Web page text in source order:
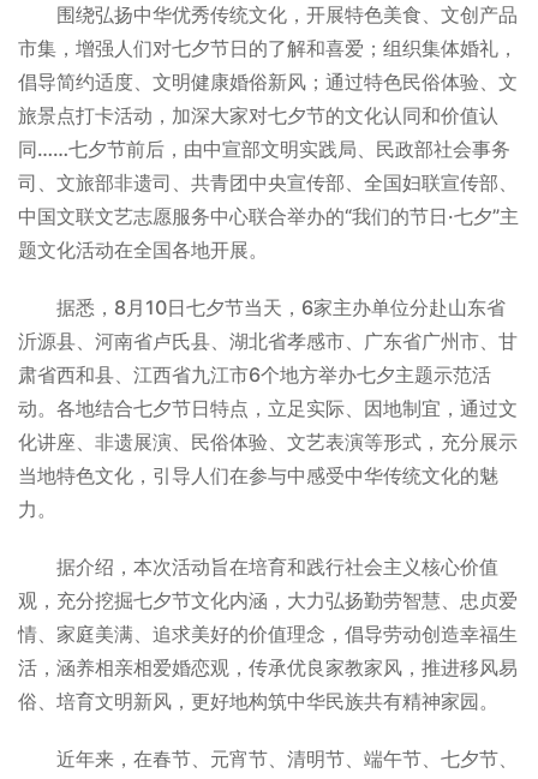
围绕弘扬中华优秀传统文化，开展特色美食、文创产品
市集，增强人们对七夕节日的了解和喜爱；组织集体婚礼，
倡导简约适度、文明健康婚俗新风；通过特色民俗体验、文
旅景点打卡活动，加深大家对七夕节的文化认同和价值认
同……七夕节前后，由中宣部文明实践局、民政部社会事务
司、文旅部非遗司、共青团中央宣传部、全国妇联宣传部、
中国文联文艺志愿服务中心联合举办的“我们的节日·七夕”主
题文化活动在全国各地开展。
据悉，8月10日七夕节当天，6家主办单位分赴山东省
沂源县、河南省卢氏县、湖北省孝感市、广东省广州市、甘
肃省西和县、江西省九江市6个地方举办七夕主题示范活
动。各地结合七夕节日特点，立足实际、因地制宜，通过文
化讲座、非遗展演、民俗体验、文艺表演等形式，充分展示
当地特色文化，引导人们在参与中感受中华传统文化的魅
力。
据介绍，本次活动旨在培育和践行社会主义核心价值
观，充分挖掘七夕节文化内涵，大力弘扬勤劳智慧、忠贞爱
情、家庭美满、追求美好的价值理念，倡导劳动创造幸福生
活，涵养相亲相爱婚恋观，传承优良家教家风，推进移风易
俗、培育文明新风，更好地构筑中华民族共有精神家园。
近年来，在春节、元宵节、清明节、端午节、七夕节、